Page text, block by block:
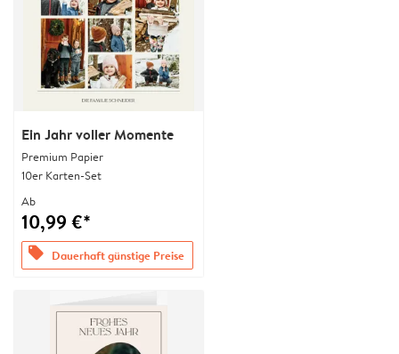
Ein Jahr voller Momente
Premium Papier
10er Karten-Set
Ab
10,99 €*
offers Dauerhaft günstige Preise